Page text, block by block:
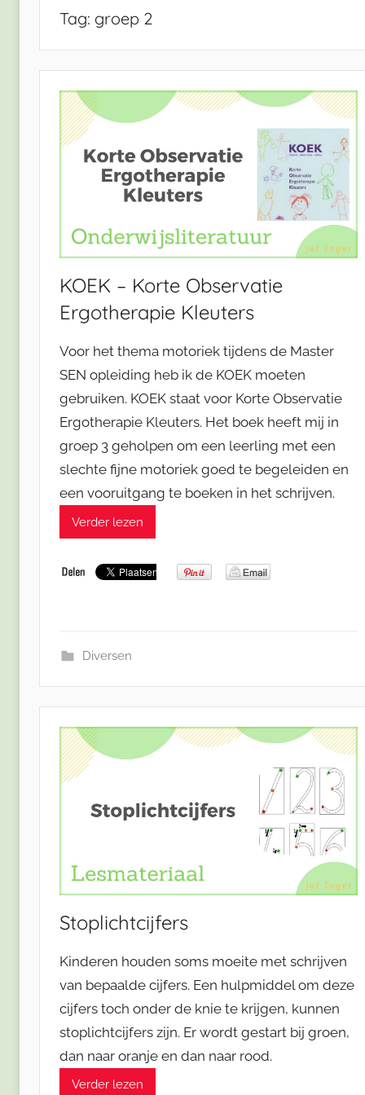
Tag: groep 2
KOEK – Korte Observatie
Ergotherapie Kleuters
Voor het thema motoriek tijdens de Master
SEN opleiding heb ik de KOEK moeten
gebruiken. KOEK staat voor Korte Observatie
Ergotherapie Kleuters. Het boek heeft mij in
groep 3 geholpen om een leerling met een
slechte fijne motoriek goed te begeleiden en
een vooruitgang te boeken in het schrijven.
Verder lezen
Diversen
Stoplichtcijfers
Kinderen houden soms moeite met schrijven
van bepaalde cijfers. Een hulpmiddel om deze
cijfers toch onder de knie te krijgen, kunnen
stoplichtcijfers zijn. Er wordt gestart bij groen,
dan naar oranje en dan naar rood.
Verder lezen